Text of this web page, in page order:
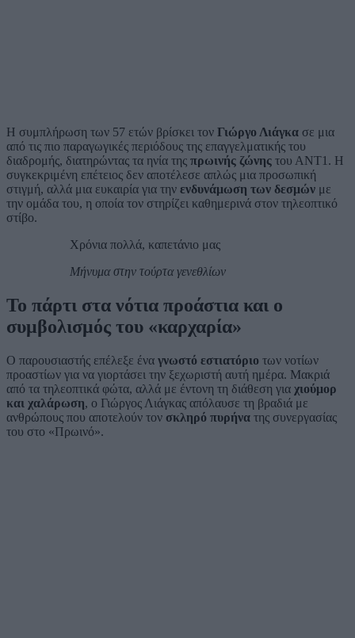
Η συμπλήρωση των 57 ετών βρίσκει τον Γιώργο Λιάγκα σε μια
από τις πιο παραγωγικές περιόδους της επαγγελματικής του
διαδρομής, διατηρώντας τα ηνία της πρωινής ζώνης του ΑΝΤ1. Η
συγκεκριμένη επέτειος δεν αποτέλεσε απλώς μια προσωπική
στιγμή, αλλά μια ευκαιρία για την ενδυνάμωση των δεσμών με
την ομάδα του, η οποία τον στηρίζει καθημερινά στον τηλεοπτικό
στίβο.
Χρόνια πολλά, καπετάνιο μας
Μήνυμα στην τούρτα γενεθλίων
Το πάρτι στα νότια προάστια και ο
συμβολισμός του «καρχαρία»
Ο παρουσιαστής επέλεξε ένα γνωστό εστιατόριο των νοτίων
προαστίων για να γιορτάσει την ξεχωριστή αυτή ημέρα. Μακριά
από τα τηλεοπτικά φώτα, αλλά με έντονη τη διάθεση για χιούμορ
και χαλάρωση, ο Γιώργος Λιάγκας απόλαυσε τη βραδιά με
ανθρώπους που αποτελούν τον σκληρό πυρήνα της συνεργασίας
του στο «Πρωινό».